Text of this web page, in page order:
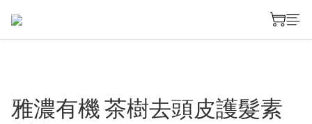
雅濃有機 茶樹去頭皮護髮素